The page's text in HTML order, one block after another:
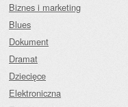
Biznes i marketing
Blues
Dokument
Dramat
Dziecięce
Elektroniczna